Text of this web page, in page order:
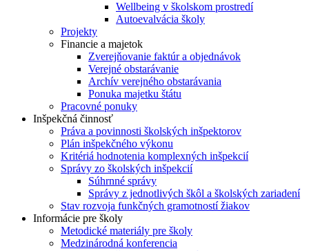
Wellbeing v školskom prostredí
Autoevalvácia školy
Projekty
Financie a majetok
Zverejňovanie faktúr a objednávok
Verejné obstarávanie
Archív verejného obstarávania
Ponuka majetku štátu
Pracovné ponuky
Inšpekčná činnosť
Práva a povinnosti školských inšpektorov
Plán inšpekčného výkonu
Kritériá hodnotenia komplexných inšpekcií
Správy zo školských inšpekcií
Súhrnné správy
Správy z jednotlivých škôl a školských zariadení
Stav rozvoja funkčných gramotností žiakov
Informácie pre školy
Metodické materiály pre školy
Medzinárodná konferencia